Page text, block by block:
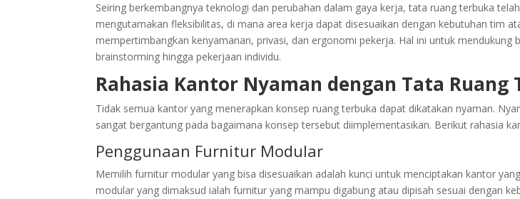
Seiring berkembangnya teknologi dan perubahan dalam gaya kerja, tata ruang terbuka
mengutamakan fleksibilitas, di mana area kerja dapat disesuaikan dengan kebutuhan tim
mempertimbangkan kenyamanan, privasi, dan ergonomi pekerja. Hal ini untuk mendukung
brainstorming hingga pekerjaan individu.
Rahasia Kantor Nyaman dengan Tata Ruang
Tidak semua kantor yang menerapkan konsep ruang terbuka dapat dikatakan nyaman.
sangat bergantung pada bagaimana konsep tersebut diimplementasikan. Berikut rahasia
Penggunaan Furnitur Modular
Memilih furnitur modular yang bisa disesuaikan adalah kunci untuk menciptakan kantor
modular yang dimaksud ialah furnitur yang mampu digabung atau dipisah sesuai dengan